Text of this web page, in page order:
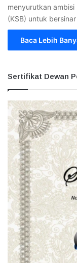
menyurutkan
(KSB) untuk
Baca Lebih
Sertifikat Dewan